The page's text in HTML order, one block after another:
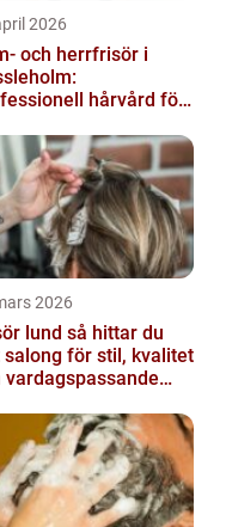
2026
och herrfrisör i
hårvård för
2026
så hittar du
salong för stil, kvalitet
vardagspassande